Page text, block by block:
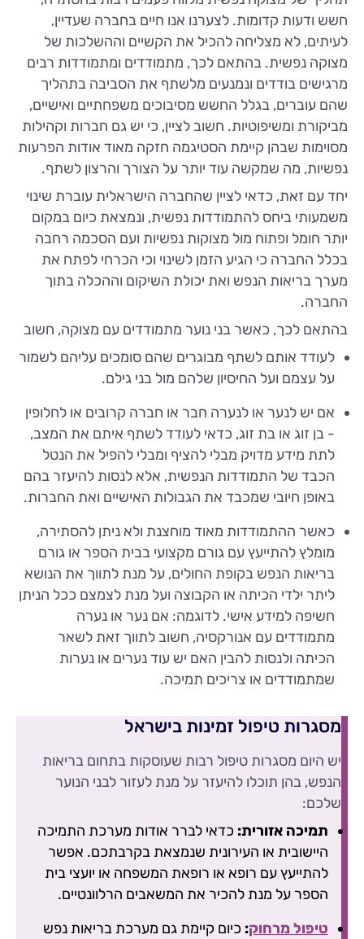
חשש ודעות קדומות. לצערנו אנו חיים בחברה שעדיין,
לעיתים, לא מצליחה להכיל את הקשיים וההשלכות של
מצוקה נפשית. בהתאם לכך, מתמודדים ומתמודדות רבים
מרגישים בודדים ונמנעים מלשתף את הסביבה בתהליך
שהם עוברים, בגלל החשש מסיבוכים משפחתיים ואישיים,
מביקורת ומשיפוטיות. חשוב לציין, כי יש גם חברות וקהילות
מסוימות שבהן קיימת הסטיגמה חזקה מאוד אודות הפרעות
נפשיות, מה שמקשה עוד יותר על הצורך והרצון לשתף.
יחד עם זאת, כדאי לציין שהחברה הישראלית עוברת שינוי
משמעותי ביחס להתמודדות נפשית, ונמצאת כיום במקום
יותר חומל ופתוח מול מצוקות נפשיות ועם הסכמה רחבה
בכלל החברה כי הגיע הזמן לשינוי וכי הכרחי לפתח את
מערך בריאות הנפש ואת יכולת השיקום וההכלה בתוך
החברה.
בהתאם לכך, כאשר בני נוער מתמודדים עם מצוקה, חשוב
לעודד אותם לשתף מבוגרים שהם סומכים עליהם לשמור
על עצמם ועל החיסיון שלהם מול בני גילם.
אם יש לנער או לנערה חבר או חברה קרובים או לחלופין
- בן זוג או בת זוג, כדאי לעודד לשתף איתם את המצב,
לתת מידע מדויק מבלי להציף ומבלי להפיל את הנטל
הכבד של התמודדות הנפשית, אלא לנסות להיעזר בהם
באופן חיובי שמכבד את הגבולות האישיים ואת החברות.
כאשר ההתמודדות מאוד מוחצנת ולא ניתן להסתירה,
מומלץ להתייעץ עם גורם מקצועי בבית הספר או גורם
בריאות הנפש בקופת החולים, על מנת לתווך את הנושא
ליתר ילדי הכיתה או הקבוצה ועל מנת לצמצם ככל הניתן
חשיפה למידע אישי. לדוגמה: אם נער או נערה
מתמודדים עם אנורקסיה, חשוב לתווך זאת לשאר
הכיתה ולנסות להבין האם יש עוד נערים או נערות
שמתמודדים או צריכים תמיכה.
מסגרות טיפול זמינות בישראל
יש היום מסגרות טיפול רבות שעוסקות בתחום בריאות
הנפש, בהן תוכלו להיעזר על מנת לעזור לבני הנוער
שלכם:
תמיכה אזורית: כדאי לברר אודות מערכת התמיכה
היישובית או העירונית שנמצאת בקרבתכם. אפשר
להתייעץ עם רופא או רופאת המשפחה או יועצי בית
הספר על מנת להכיר את המשאבים הרלוונטיים.
טיפול מרחוק: כיום קיימת גם מערכת בריאות נפש